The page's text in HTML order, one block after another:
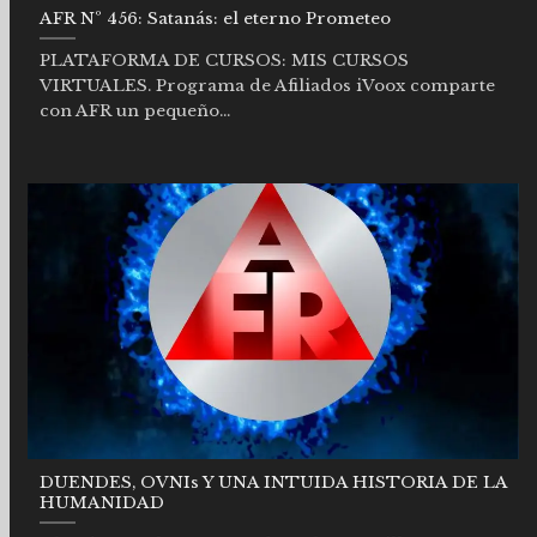
AFR Nº 456: Satanás: el eterno Prometeo
PLATAFORMA DE CURSOS: MIS CURSOS
VIRTUALES. Programa de Afiliados iVoox comparte
con AFR un pequeño...
DUENDES, OVNIs Y UNA INTUIDA HISTORIA DE LA
HUMANIDAD